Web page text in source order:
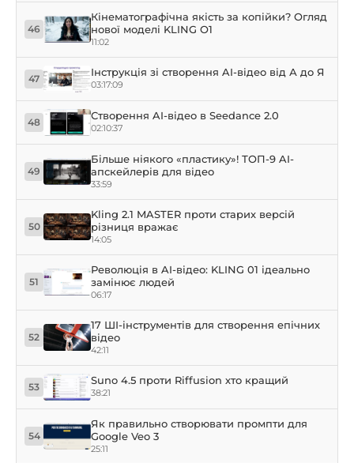
46
Кінематографічна якість за копійки? Огляд
нової моделі KLING O1
11:02
47 Інструкція зі створення AI-відео від А до Я
03:17:09
48 Створення AI-відео в Seedance 2.0
02:10:37
49
Більше ніякого «пластику»! ТОП-9 AI-
апскейлерів для відео
33:59
50
Kling 2.1 MASTER проти старих версій
різниця вражає
14:05
51
Революція в AI-відео: KLING 01 ідеально
замінює людей
06:17
52
17 ШІ-інструментів для створення епічних
відео
42:11
53 Suno 4.5 проти Riffusion хто кращий
38:21
54
Як правильно створювати промпти для
Google Veo 3
25:11